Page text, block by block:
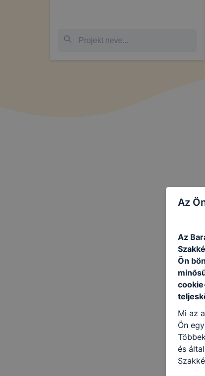
Az
Az
Ön
Mi az
Ön
és
a